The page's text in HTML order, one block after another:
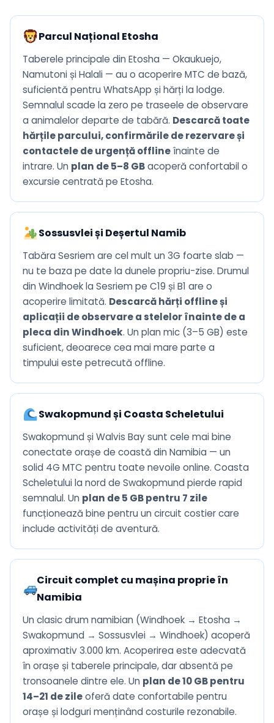
Parcul Național Etosha
Taberele principale din Etosha — Okaukuejo,
Namutoni și Halali — au o acoperire MTC de bază,
suficientă pentru WhatsApp și hărți la lodge.
Semnalul scade la zero pe traseele de observare
a animalelor departe de tabără. Descarcă toate
hărțile parcului, confirmările de rezervare și
contactele de urgență offlineînainte de
intrare. Un plan de 5–8 GBacoperă confortabil o
excursie centrată pe Etosha.
Sossusvlei și Deșertul Namib
Tabăra Sesriem are cel mult un 3G foarte slab —
nu te baza pe date la dunele propriu-zise. Drumul
din Windhoek la Sesriem pe C19 și B1 are o
acoperire limitată. Descarcă hărți offline și
aplicații de observare a stelelor înainte de a
pleca din Windhoek. Un plan mic (3–5 GB) este
suficient, deoarece cea mai mare parte a
timpului este petrecută offline.
Swakopmund și Coasta Scheletului
Swakopmund și Walvis Bay sunt cele mai bine
conectate orașe de coastă din Namibia — un
solid 4G MTC pentru toate nevoile online. Coasta
Scheletului la nord de Swakopmund pierde rapid
semnalul. Un plan de 5 GB pentru 7 zile
funcționează bine pentru un circuit costier care
include activități de aventură.
Circuit complet cu mașina proprie în
Namibia
Un clasic drum namibian (Windhoek → Etosha →
Swakopmund → Sossusvlei → Windhoek) acoperă
aproximativ 3.000 km. Acoperirea este adecvată
în orașe și taberele principale, dar absentă pe
tronsoanele dintre ele. Un plan de 10 GB pentru
14–21 de zileoferă date confortabile pentru
orașe și lodguri menținând costurile rezonabile.